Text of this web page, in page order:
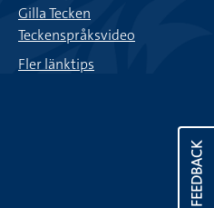
FEEDBACK
Gilla Tecken
Teckenspråksvideo
Fler länktips